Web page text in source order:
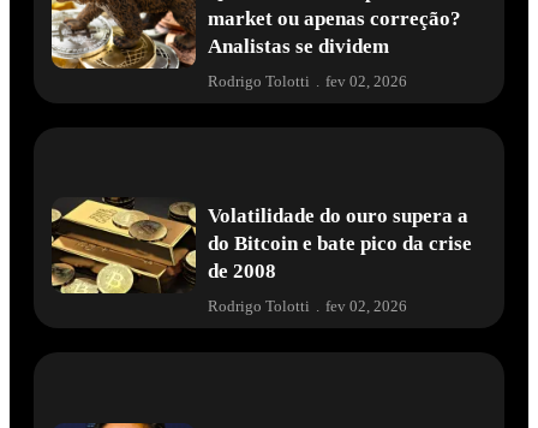
market ou apenas correção?
Analistas se dividem
Rodrigo Tolotti fev 02, 2026
Volatilidade do ouro supera a
do Bitcoin e bate pico da crise
de 2008
Rodrigo Tolotti . fev 02, 2026